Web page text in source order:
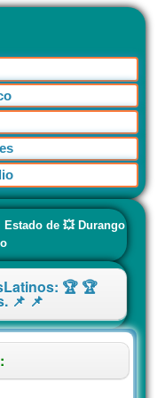
de 💥 Durango
🏆 🏆
📌 📌